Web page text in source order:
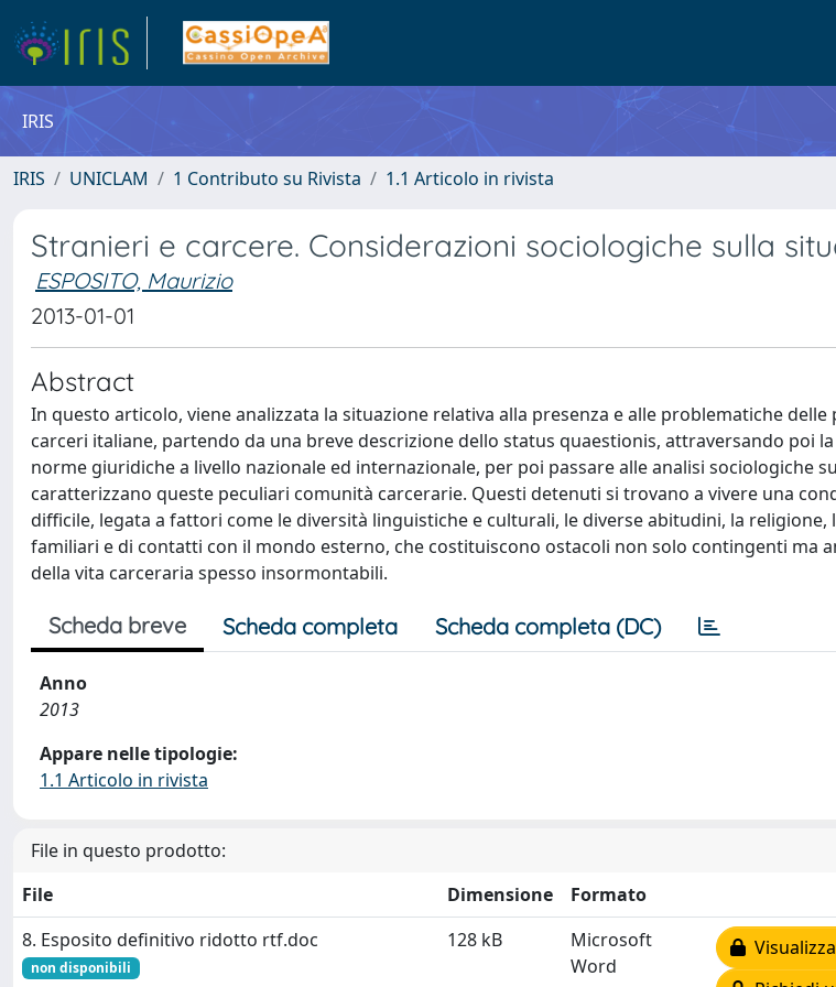
IRIS
IRIS UNICLAM 1 Contributo su Rivista 1.1 Articolo in rivista
Stranieri e carcere. Considerazioni sociologiche sulla
ESPOSITO, Maurizio
2013-01-01
Abstract
In questo articolo, viene analizzata la situazione relativa alla presenza e alle problematiche
carceri italiane, partendo da una breve descrizione dello status quaestionis, attraversando poi
norme giuridiche a livello nazionale ed internazionale, per poi passare alle analisi sociologiche
caratterizzano queste peculiari comunità carcerarie. Questi detenuti si trovano a vivere una
difficile, legata a fattori come le diversità linguistiche e culturali, le diverse abitudini, la religione,
familiari e di contatti con il mondo esterno, che costituiscono ostacoli non solo contingenti ma
della vita carceraria spesso insormontabili.
Scheda breve Scheda completa Scheda completa (DC)
Anno
2013
Appare nelle tipologie:
1.1 Articolo in rivista
File in questo prodotto:
File
Dimensione
Formato
8. Esposito definitivo ridotto rtf.doc
non disponibili
128 kB
Microsoft
Word